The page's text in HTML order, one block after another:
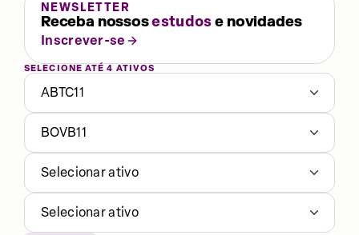
NEWSLETTER
Receba nossosestudose novidades
Inscrever-se
SELECIONE ATÉ 4 ATIVOS
ABTC11
BOVB11
Selecionar ativo
Selecionar ativo